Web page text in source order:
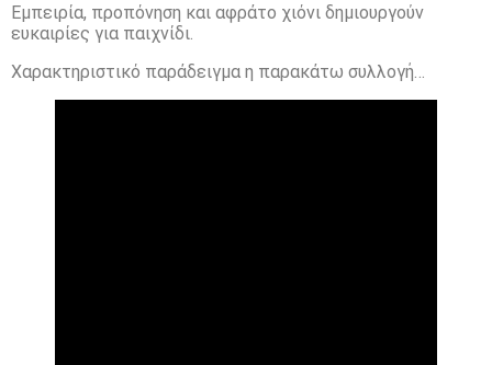
Εμπειρία, προπόνηση και αφράτο χιόνι δημιουργούν
ευκαιρίες για παιχνίδι.
Χαρακτηριστικό παράδειγμα η παρακάτω συλλογή…